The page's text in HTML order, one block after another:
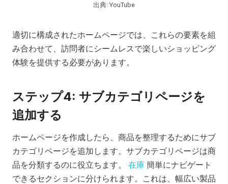
出典: YouTube
適切に構成されたホームページでは、これらの要素を組
み合わせて、訪問者にシームレスで楽しいショッピング
体験を提供する必要があります。
ステップ4: サブカテゴリページを
追加する
ホームページを作成したら、商品を整理するためにサブ
カテゴリページを追加します。サブカテゴリページは商
品を分類するのに役立ちます。
在庫 簡単にナビゲート
できるセクションに分けられます。これは、幅広い製品